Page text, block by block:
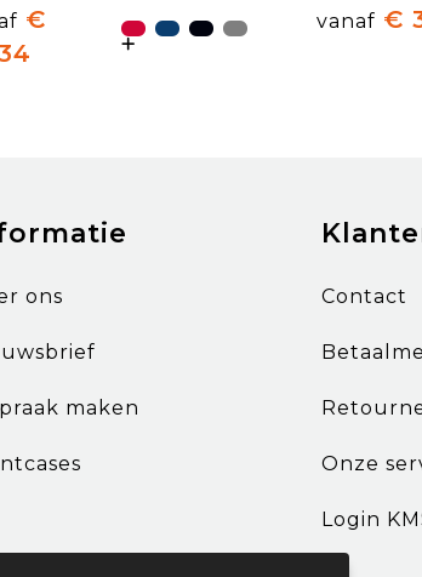
€
vanaf €
ons
maken
Contact
Onze
Login